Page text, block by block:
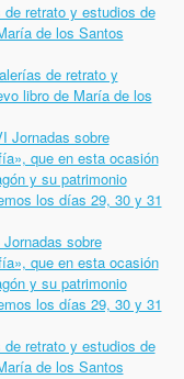
retrato y estudios de
de los Santos
de retrato y
libro de María de los
Jornadas sobre
que en esta ocasión
y su patrimonio
los días 29, 30 y 31
sobre
que en esta ocasión
y su patrimonio
los días 29, 30 y 31
retrato y estudios de
de los Santos